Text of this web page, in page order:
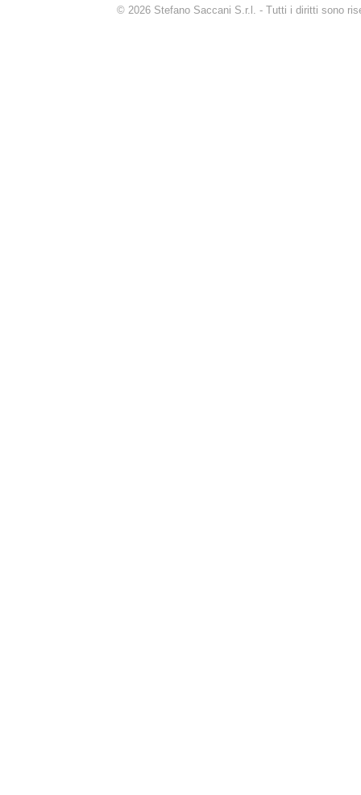
© 2026 Stefano Saccani S.r.l. - Tutti i diritti sono